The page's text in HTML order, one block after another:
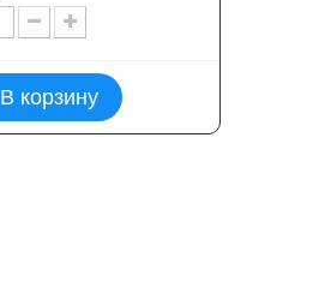
В корзину